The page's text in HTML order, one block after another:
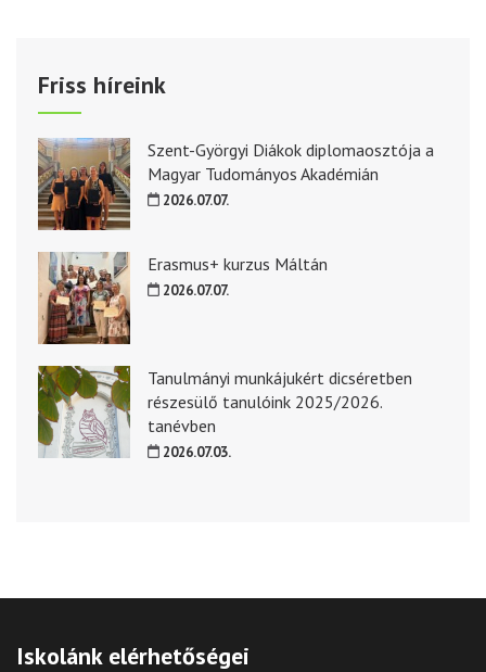
Friss híreink
Szent-Györgyi Diákok diplomaosztója a
Magyar Tudományos Akadémián
2026.07.07.
Erasmus+ kurzus Máltán
2026.07.07.
Tanulmányi munkájukért dicséretben
részesülő tanulóink 2025/2026.
tanévben
2026.07.03.
Iskolánk elérhetőségei